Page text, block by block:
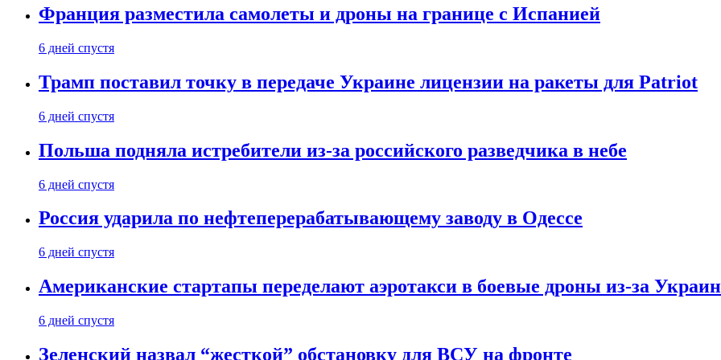
Франция разместила самолеты и дроны на границе с Испанией
6 дней спустя
Трамп поставил точку в передаче Украине лицензии на ракеты для Patriot
6 дней спустя
Польша подняла истребители из-за российского разведчика в небе
6 дней спустя
Россия ударила по нефтеперерабатывающему заводу в Одессе
6 дней спустя
Американские стартапы переделают аэротакси в боевые дроны из-за
6 дней спустя
Зеленский назвал “жесткой” обстановку для ВСУ на фронте